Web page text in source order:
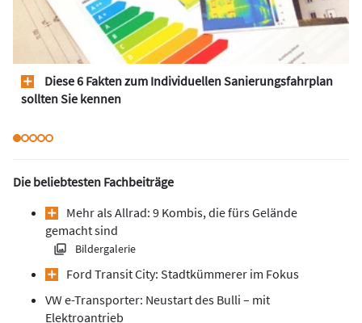
Diese 6 Fakten zum Individuellen Sanierungsfahrplan
sollten Sie kennen
Die beliebtesten Fachbeiträge
Mehr als Allrad: 9 Kombis, die fürs Gelände
gemacht sind
Bildergalerie
Ford Transit City: Stadtkümmerer im Fokus
VW e-Transporter: Neustart des Bulli – mit
Elektroantrieb